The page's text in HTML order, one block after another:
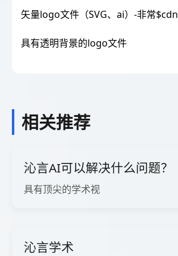
矢量logo文件（SVG、ai）-非常$cdn
具有透明背景的logo文件
相关推荐
沁言AI可以解决什么问题？
具有顶尖的学术视
沁言学术